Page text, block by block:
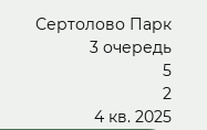
Сертолово Парк
3 очередь
5
2
4 кв. 2025